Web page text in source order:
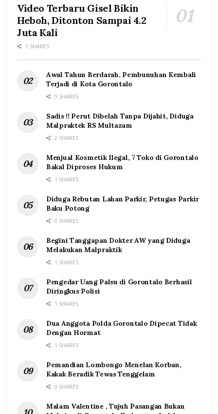
Video Terbaru Gisel Bikin
Heboh, Ditonton Sampai 4.2
Juta Kali
1 SHARES
Awal Tahun Berdarah, Pembunuhan Kembali
Terjadi di Kota Gorontalo
0 SHARES
Sadis !! Perut Dibelah Tanpa Dijahit, Diduga
Malpraktek RS Multazam
2 SHARES
Menjual Kosmetik Ilegal, 7 Toko di Gorontalo
Bakal Diproses Hukum
1 SHARES
Diduga Rebutan Lahan Parkir, Petugas Parkir
Baku Potong
0 SHARES
Begini Tanggapan Dokter AW yang Diduga
Melakukan Malpraktik
1 SHARES
Pengedar Uang Palsu di Gorontalo Berhasil
Diringkus Polisi
1 SHARES
Dua Anggota Polda Gorontalo Dipecat Tidak
Dengan Hormat
1 SHARES
Pemandian Lombongo Menelan Korban,
Kakak Beradik Tewas Tenggelam
0 SHARES
Malam Valentine , Tujuh Pasangan Bukan